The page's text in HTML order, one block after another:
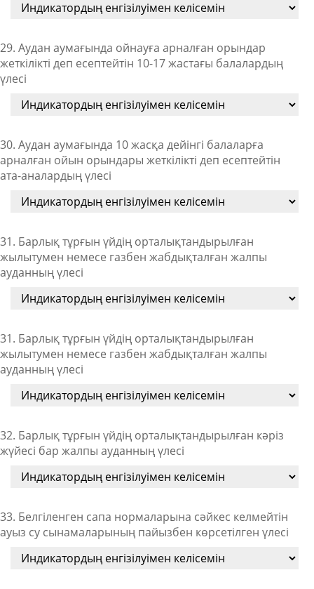
29. Аудан аумағында ойнауға арналған орындар
жеткілікті деп есептейтін 10-17 жастағы балалардың
үлесі
30. Аудан аумағында 10 жасқа дейінгі балаларға
арналған ойын орындары жеткілікті деп есептейтін
ата-аналардың үлесі
31. Барлық тұрғын үйдің орталықтандырылған
жылытумен немесе газбен жабдықталған жалпы
ауданның үлесі
31. Барлық тұрғын үйдің орталықтандырылған
жылытумен немесе газбен жабдықталған жалпы
ауданның үлесі
32. Барлық тұрғын үйдің орталықтандырылған кәріз
жүйесі бар жалпы ауданның үлесі
33. Белгіленген сапа нормаларына сәйкес келмейтін
ауыз су сынамаларының пайызбен көрсетілген үлесі